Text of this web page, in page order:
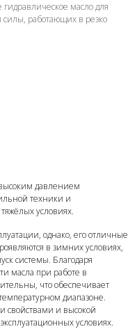
масло для
силы, работающих в резко
давлением
техники и
условиях.
однако, его отличные
в зимних условиях,
системы. Благодаря
масла при работе в
что обеспечивает
диапазоне.
свойствами и высокой
условиях.